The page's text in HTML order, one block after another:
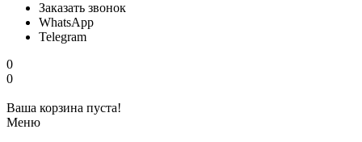
Заказать звонок
WhatsApp
Telegram
0
0
Ваша корзина пуста!
Меню